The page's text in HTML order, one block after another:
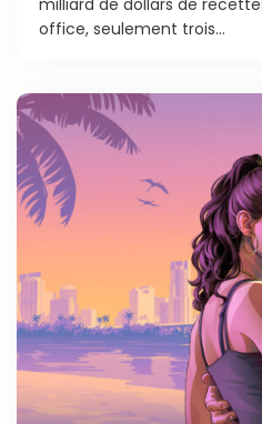
milliard de dollars de
office, seulement trois...